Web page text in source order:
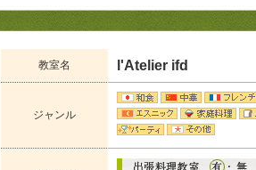
教室名 l'Atelier ifd
ジャンル